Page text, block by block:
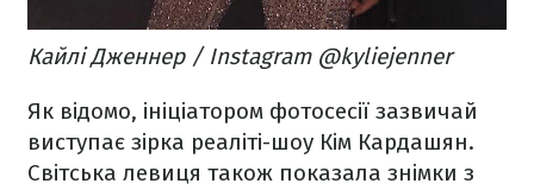
Кайлі Дженнер / Instagram @kyliejenner
Як відомо, ініціатором фотосесії зазвичай
виступає зірка реаліті-шоу Кім Кардашян.
Світська левиця також показала знімки з